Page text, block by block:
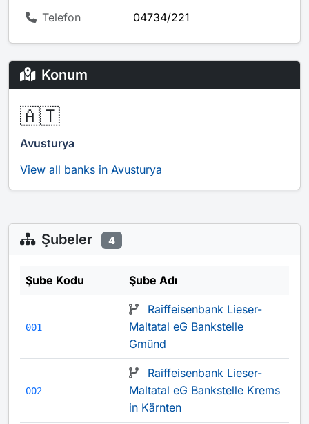
Telefon 04734/221
Konum
🇦🇹
Avusturya
View all banks in Avusturya
Şubeler 4
Şube Kodu Şube Adı
001
Raiffeisenbank Lieser-
Maltatal eG Bankstelle
Gmünd
002
Raiffeisenbank Lieser-
Maltatal eG Bankstelle Krems
in Kärnten